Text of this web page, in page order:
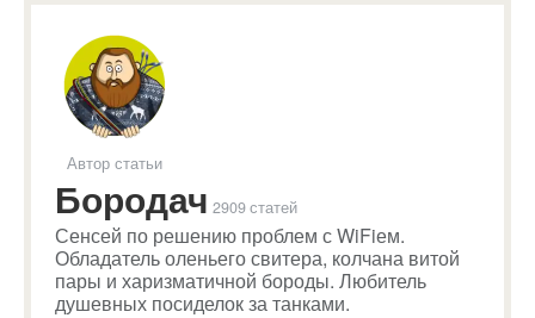
Автор статьи
Бородач 2909 статей
Сенсей по решению проблем с WiFiем.
Обладатель оленьего свитера, колчана витой
пары и харизматичной бороды. Любитель
душевных посиделок за танками.